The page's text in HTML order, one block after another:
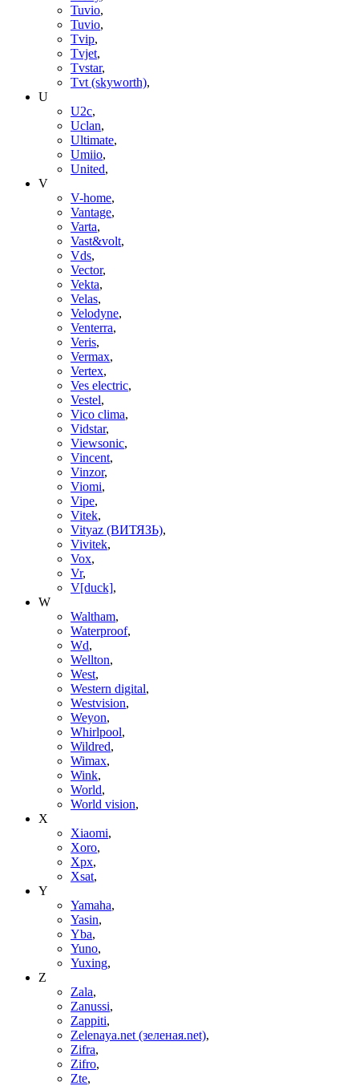
Tuvio,
Tuvio,
Tvip,
Tvjet,
Tvstar,
Tvt (skyworth),
U
U2c,
Uclan,
Ultimate,
Umiio,
United,
V
V-home,
Vantage,
Varta,
Vast&volt,
Vds,
Vector,
Vekta,
Velas,
Velodyne,
Venterra,
Veris,
Vermax,
Vertex,
Ves electric,
Vestel,
Vico clima,
Vidstar,
Viewsonic,
Vincent,
Vinzor,
Viomi,
Vipe,
Vitek,
Vityaz (ВИТЯЗЬ),
Vivitek,
Vox,
Vr,
V[duck],
W
Waltham,
Waterproof,
Wd,
Wellton,
West,
Western digital,
Westvision,
Weyon,
Whirlpool,
Wildred,
Wimax,
Wink,
World,
World vision,
X
Xiaomi,
Xoro,
Xpx,
Xsat,
Y
Yamaha,
Yasin,
Yba,
Yuno,
Yuxing,
Z
Zala,
Zanussi,
Zappiti,
Zelenaya.net (зеленая.net),
Zifra,
Zifro,
Zte,